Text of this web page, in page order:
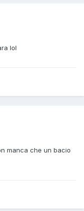
lol
manca che un bacio